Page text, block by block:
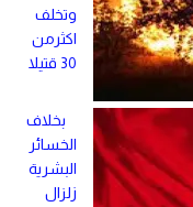
وتخلف
اكثرمن
30 قتيلا
بخلاف
الخسائر
البشرية
زلزال